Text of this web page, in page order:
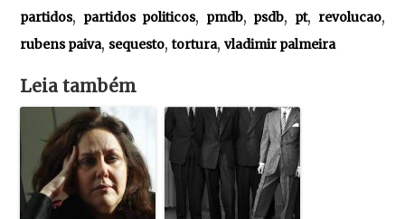
partidos, partidos politicos, pmdb, psdb, pt, revolucao,
rubens paiva, sequesto,tortura,vladimir palmeira
Leia também